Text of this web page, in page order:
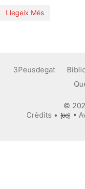
Llegeix Més
3Peusdegat
©
Crèdits • •